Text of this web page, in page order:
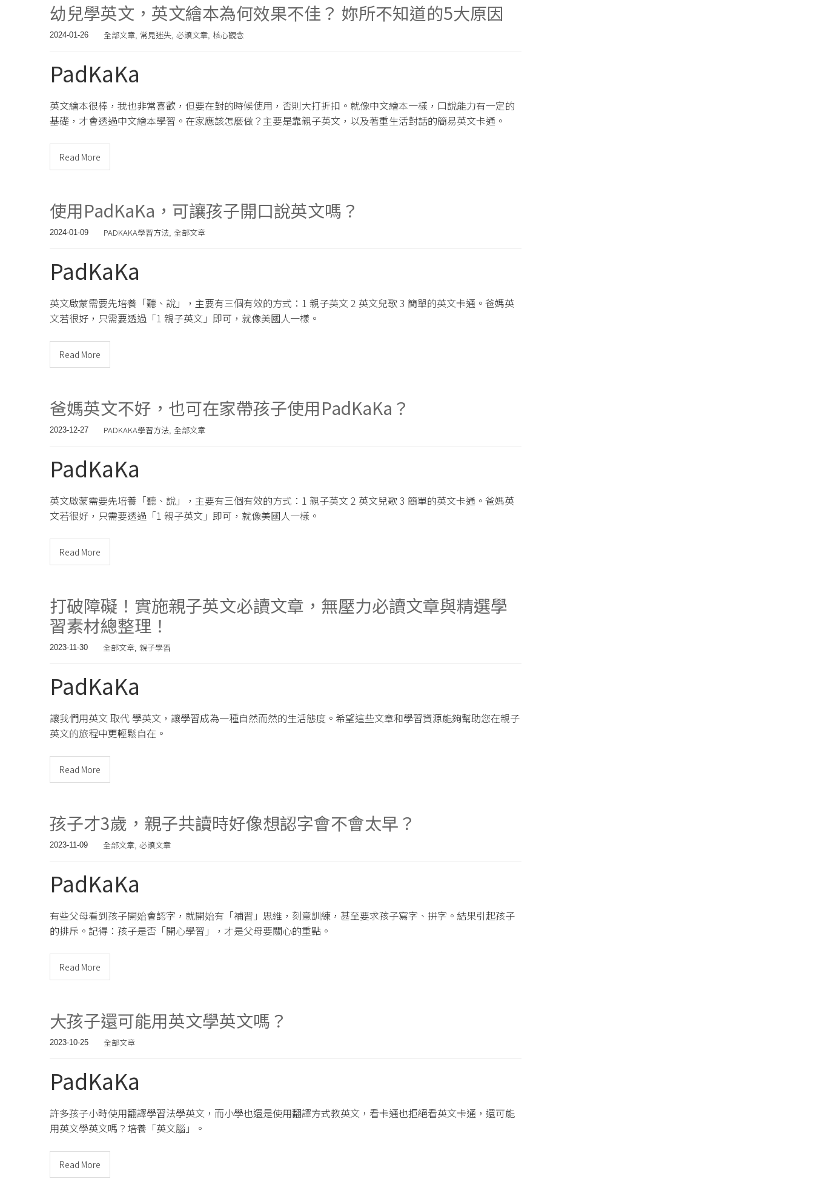
幼兒學英文，英文繪本為何效果不佳？ 妳所不知道的5大原因
2024-01-26 全部文章, 常見迷失, 必讀文章, 核心觀念
PadKaKa
英文繪本很棒，我也非常喜歡，但要在對的時候使用，否則大打折扣。就像中文繪本一樣，口說能力有一定的
基礎，才會透過中文繪本學習。在家應該怎麼做？主要是靠親子英文，以及著重生活對話的簡易英文卡通。
Read More
使用PadKaKa，可讓孩子開口說英文嗎？
2024-01-09 PADKAKA學習方法, 全部文章
PadKaKa
英文啟蒙需要先培養「聽、說」，主要有三個有效的方式：1 親子英文 2 英文兒歌 3 簡單的英文卡通。爸媽英
文若很好，只需要透過「1 親子英文」即可，就像美國人一樣。
Read More
爸媽英文不好，也可在家帶孩子使用PadKaKa？
2023-12-27 PADKAKA學習方法, 全部文章
PadKaKa
英文啟蒙需要先培養「聽、說」，主要有三個有效的方式：1 親子英文 2 英文兒歌 3 簡單的英文卡通。爸媽英
文若很好，只需要透過「1 親子英文」即可，就像美國人一樣。
Read More
打破障礙！實施親子英文必讀文章，無壓力必讀文章與精選學
習素材總整理！
2023-11-30 全部文章, 親子學習
PadKaKa
讓我們用英文 取代 學英文，讓學習成為一種自然而然的生活態度。希望這些文章和學習資源能夠幫助您在親子
英文的旅程中更輕鬆自在。
Read More
孩子才3歲，親子共讀時好像想認字會不會太早？
2023-11-09 全部文章, 必讀文章
PadKaKa
有些父母看到孩子開始會認字，就開始有「補習」思維，刻意訓練，甚至要求孩子寫字、拼字。結果引起孩子
的排斥。記得：孩子是否「開心學習」，才是父母要關心的重點。
Read More
大孩子還可能用英文學英文嗎？
2023-10-25 全部文章
PadKaKa
許多孩子小時使用翻譯學習法學英文，而小學也還是使用翻譯方式教英文，看卡通也拒絕看英文卡通，還可能
用英文學英文嗎？培養「英文腦」。
Read More